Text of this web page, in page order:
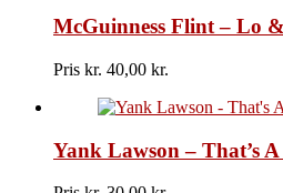
McGuinness Flint – Lo
Pris kr. 40,00
Yank Lawson – That’s